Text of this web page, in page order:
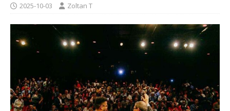
2025-10-03 Zoltan T